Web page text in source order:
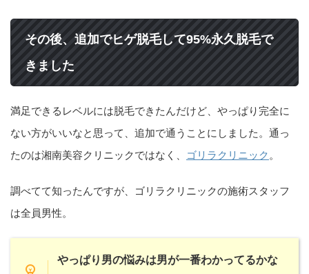
その後、追加でヒゲ脱毛して95%永久脱毛で
きました
満足できるレベルには脱毛できたんだけど、やっぱり完全に
ない方がいいなと思って、追加で通うことにしました。通っ
たのは湘南美容クリニックではなく、
ゴリラクリニック 。
調べてて知ったんですが、ゴリラクリニックの施術スタッフ
は全員男性。
やっぱり男の悩みは男が一番わかってるかな